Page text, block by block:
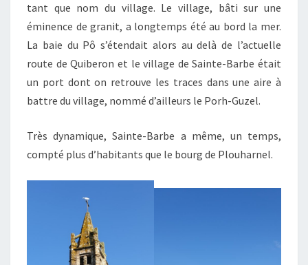
tant que nom du village. Le village, bâti sur une
éminence de granit, a longtemps été au bord la mer.
La baie du Pô s’étendait alors au delà de l’actuelle
route de Quiberon et le village de Sainte-Barbe était
un port dont on retrouve les traces dans une aire à
battre du village, nommé d’ailleurs le Porh-Guzel.
Très dynamique, Sainte-Barbe a même, un temps,
compté plus d’habitants que le bourg de Plouharnel.